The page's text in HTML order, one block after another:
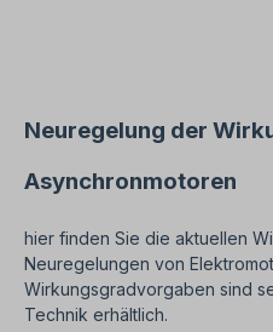
Alle Produktfotos sind
Beispiele!Technische
Neuregelung der
Asynchronmotoren
hier finden Sie die aktuellen
Neuregelungen von
Wirkungsgradvorgaben sind
Technik erhältlich.